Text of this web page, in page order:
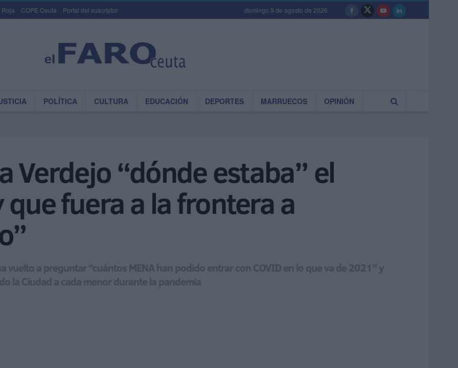
Roja COPE Ceuta Portal del suscriptor domingo 9 de agosto de 2026
POLÍTICA CULTURA EDUCACIÓN DEPORTES MARRUECOS OPINIÓN
Verdejo “dónde estaba” el
fuera a la frontera a
vuelto a preguntar “cuántos MENA han podido entrar con COVID en lo que va de 2021” y
la Ciudad a cada menor durante la pandemia